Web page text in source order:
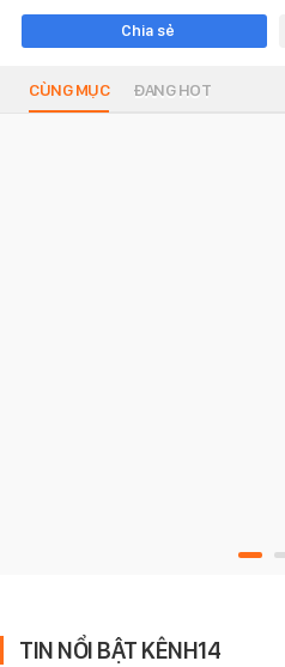
Chia sẻ
CÙNG MỤC ĐANG HOT
TIN NỔI BẬT KÊNH14